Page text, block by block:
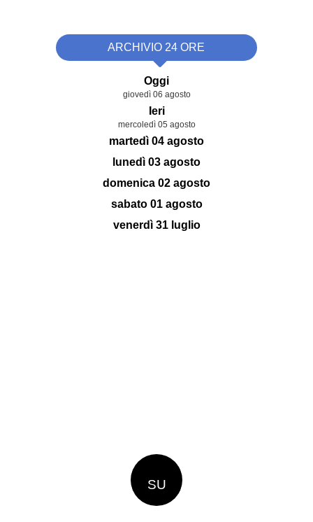
ARCHIVIO 24 ORE
Oggi
giovedì 06 agosto
Ieri
mercoledì 05 agosto
martedì 04 agosto
lunedì 03 agosto
domenica 02 agosto
sabato 01 agosto
venerdì 31 luglio
SU